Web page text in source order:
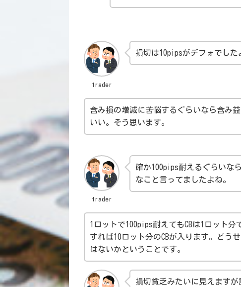
trader
損切は10pipsがデフォでした
含み損の増減に苦悩するぐらいなら含み
いい。そう思います。
trader
確か100pips耐えるぐらいな
なこと言ってましたよね。
1ロットで100pips耐えてもCBは1ロット分
すれば10ロット分のCBが入ります。どう
はないかということです。
損切貧乏みたいに見えますが